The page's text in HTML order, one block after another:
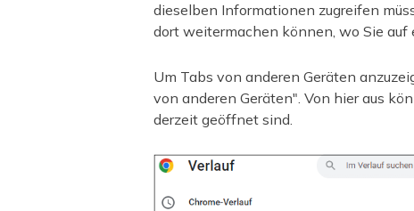
dieselben Informationen zugreifen
dort weitermachen können, wo Sie auf
Um Tabs von anderen Geräten
von anderen Geräten". Von hier aus
derzeit geöffnet sind.